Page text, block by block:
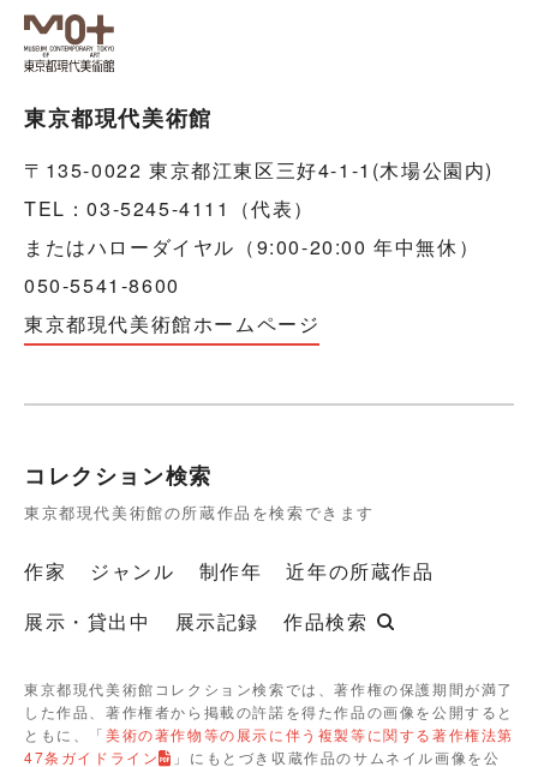
東京都現代美術館
〒135-0022 東京都江東区三好4-1-1(木場公園内)
TEL：03-5245-4111（代表）
またはハローダイヤル（9:00-20:00 年中無休）
050-5541-8600
東京都現代美術館ホームページ
コレクション検索
東京都現代美術館の所蔵作品を検索できます
作家 ジャンル 制作年
近年の所蔵作品
展示・貸出中
展示記録 作品検索
東京都現代美術館コレクション検索では、著作権の保護期間が満了
した作品、著作権者から掲載の許諾を得た作品の画像を公開すると
ともに、「美術の著作物等の展示に伴う複製等に関する著作権法第
47条ガイドライン
」にもとづき収蔵作品のサムネイル画像を公